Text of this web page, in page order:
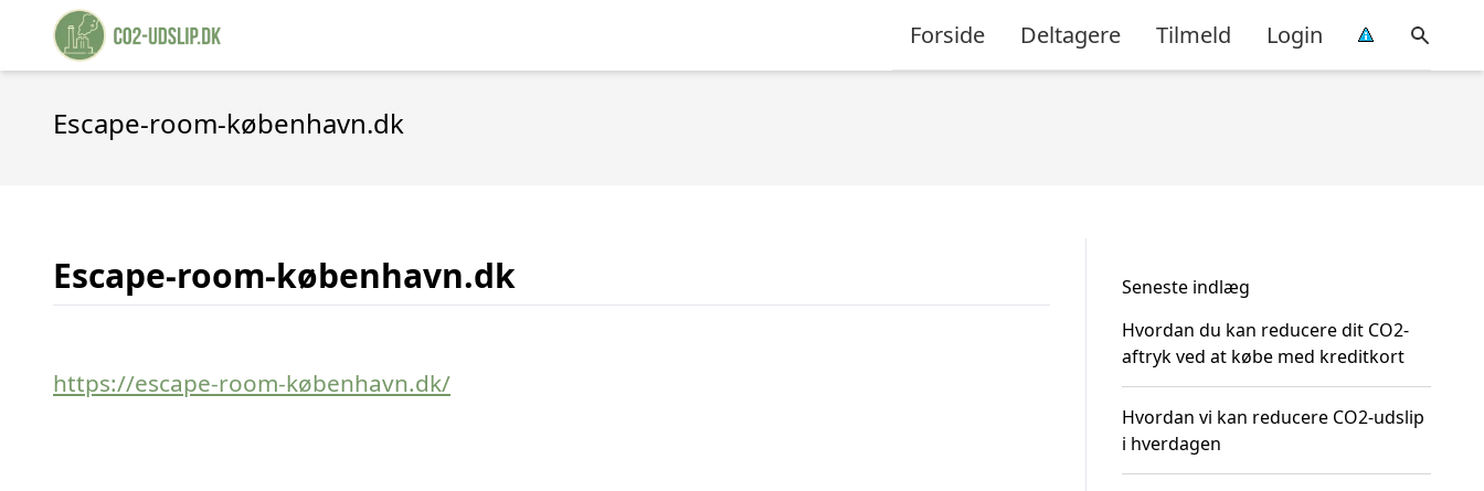
Forside Deltagere Tilmeld Login
Escape-room-københavn.dk
Escape-room-københavn.dk
https://escape-room-københavn.dk/
Seneste indlæg
Hvordan du kan reducere dit CO2-
aftryk ved at købe med kreditkort
Hvordan vi kan reducere CO2-udslip
i hverdagen